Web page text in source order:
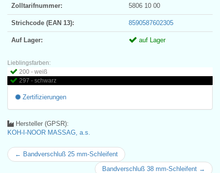
Zolltarifnummer: 5806 10 00
Strichcode (EAN 13): 8590587602305
Auf Lager: auf Lager
Lieblingsfarben:
200 - weiß
297 - schwarz
Zertifizierungen
Hersteller (GPSR):
KOH-I-NOOR MASSAG, a.s.
← Bandverschluß 25 mm-Schleifent
Bandverschluß 38 mm-Schleifent →